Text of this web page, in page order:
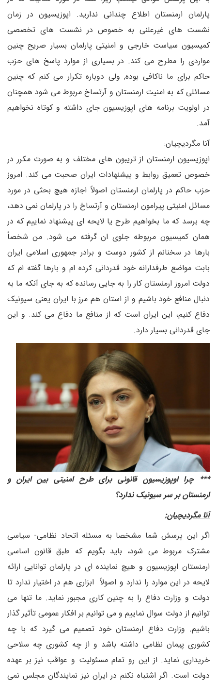
پارلمان ارمنستان اطلاع چندانی ندارید. اپوزیسیون در زمان
نشست های غیرعلنی به خصوص در نشست های تخصصی
کمیسیون سیاست خارجی و امنیتی پارلمان بسیار صریح چنین
مواردی را مطرح می کند. در بسیاری از موارد پاسخ های حزب
حاکم برای ما ناکافی بوده, ولی دوباره تکرار می کنم که چنین
مسائلی که به امنیت ارمنستان و آرتساخ مربوط می شود همچنان
در اولویت برنامه های اپوزیسیون جای داشته و کوتاه نخواهیم
آمد.
آنا مگردیچیان:
اپوزیسیون ارمنستان از تریبون های مختلف و به صورت مکرر در
خصوص تعمیق روابط و پیشنهادات ایران صحبت می کند. امروز
حزب حاکم در پارلمان ارمنستان اصولاً اجازه هیچ بحثی در مورد
مسائل امنیتی پیرامون ارمنستان و آرتساخ را در پارلمان نمی دهد،
چه برسد که ما بخواهیم طرح یا لایحه ای پیشنهاد نماییم که در
همان کمیسیون مربوطه جلوی ان گرفته می شود. من شخصاً
بارها در سخنانم از کشور دوست و برادر جمهوری اسلامی ایران
بابت مواضع طرفدارانه خود قدردانی کرده ام و بارها گفته ام که
دولت امروز ارمنستان کار را به جایی رسانده که به جای آنکه ما به
دنبال منافع خود باشیم و از استان هم مرز با ایران یعنی سیونیک
دفاع کنیم، این ایران است که از منافع ما دفاع می کند. و این
جای قدردانی بسیار دارد.
*** چرا اوپوزیسیون قانونی برای طرح امنیتی بین ایران و
ارمنستان بر سر سیونیک ندارد؟
آنا مگردیچیان:
اگر این پرسش شما مشخصا به مسئله اتحاد نظامی- سیاسی
مشترک مربوط می شود، باید بگویم که طبق قانون اساسی
ارمنستان اپوزیسیون و هیچ نماینده ای در پارلمان توانایی ارائه
لایحه در این موارد را ندارد و اصولاً ابزاری هم در اختیار ندارد تا
دولت و وزارت دفاع را به چنین کاری مجبور نماید. ما تنها می
توانیم از دولت سوال نماییم و می توانیم بر افکار عمومی تأثیر گذار
باشیم. وزارت دفاع ارمنستان خود تصمیم می گیرد که با چه
کشوری پیمان نظامی داشته باشد و از چه کشوری چه سلاحی
خریداری نماید. از این رو تمام مسئولیت و عواقب نیز بر عهده
دولت است. اگر اشتباه نکنم در ایران نیز نمایندگان مجلس نمی